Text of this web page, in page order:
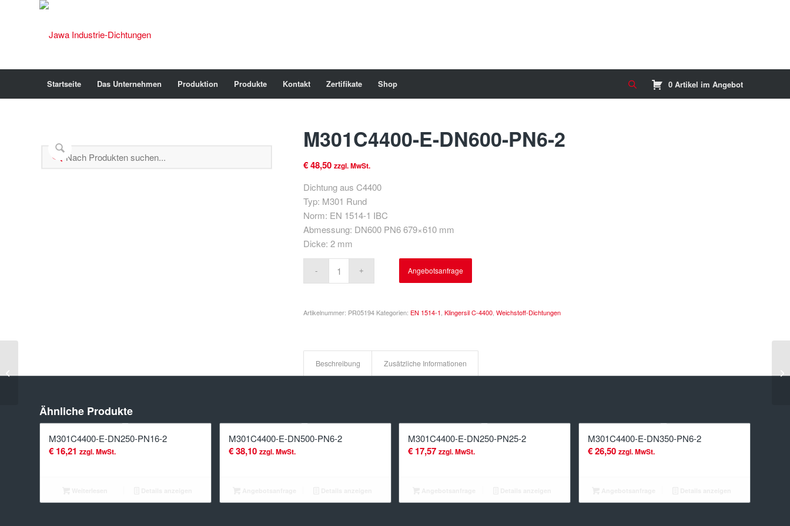
Startseite Das Unternehmen Produktion Produkte Kontakt Zertifikate Shop 0 Artikel im Angebot
M301C4400-E-DN600-PN6-2
€48,50 zzgl. MwSt.
Dichtung aus C4400
Typ: M301 Rund
Norm: EN 1514-1 IBC
Abmessung: DN600 PN6 679×610 mm
Dicke: 2 mm
Angebotsanfrage
Artikelnummer: PR05194 Kategorien: EN 1514-1 ,Klingersil C-4400 ,Weichstoff-Dichtungen
Beschreibung Zusätzliche Informationen
Ähnliche Produkte
M301C4400-E-DN250-PN16-2
€ 16,21 zzgl. MwSt.
M301C4400-E-DN500-PN6-2
€38,10 zzgl. MwSt.
M301C4400-E-DN250-PN25-2
€ 17,57 zzgl. MwSt.
M301C4400-E-DN350-PN6-2
€26,50 zzgl. MwSt.